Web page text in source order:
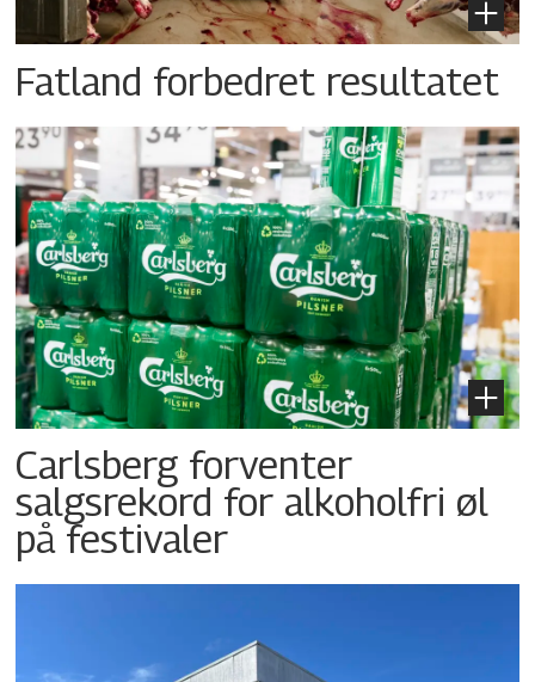
Fatland forbedret resultatet
Carlsberg forventer
salgsrekord for alkoholfri øl
på festivaler